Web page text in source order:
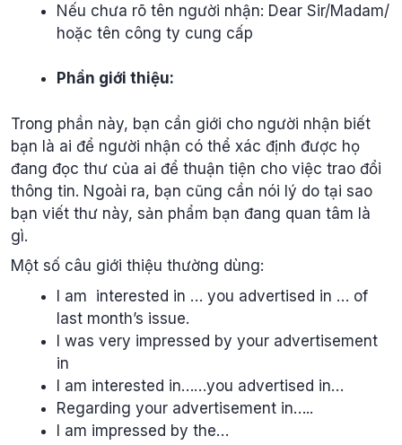
Nếu chưa rõ tên người nhận: Dear Sir/Madam/
hoặc tên công ty cung cấp
Phần giới thiệu:
Trong phần này, bạn cần giới cho người nhận biết
bạn là ai để người nhận có thể xác định được họ
đang đọc thư của ai để thuận tiện cho việc trao đổi
thông tin. Ngoài ra, bạn cũng cần nói lý do tại sao
bạn viết thư này, sản phẩm bạn đang quan tâm là
gì.
Một số câu giới thiệu thường dùng:
I am interested in … you advertised in … of
last month’s issue.
I was very impressed by your advertisement
in
I am interested in……you advertised in…
Regarding your advertisement in…..
I am impressed by the…